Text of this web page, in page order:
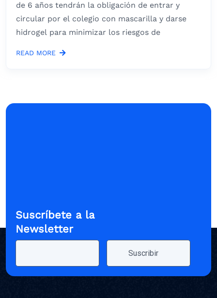
de 6 años tendrán la obligación de entrar y
circular por el colegio con mascarilla y darse
hidrogel para minimizar los riesgos de
READ MORE
Suscríbete a la
Newsletter